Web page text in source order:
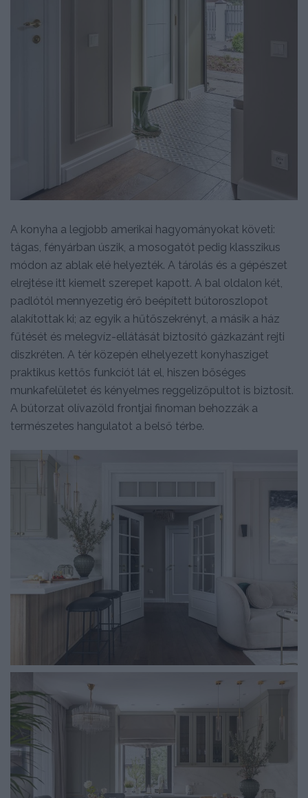
A konyha a legjobb amerikai hagyományokat követi:
tágas, fényárban úszik, a mosogatót pedig klasszikus
módon az ablak elé helyezték. A tárolás és a gépészet
elrejtése itt kiemelt szerepet kapott. A bal oldalon két,
padlótól mennyezetig érő beépített bútoroszlopot
alakítottak ki; az egyik a hűtőszekrényt, a másik a ház
fűtését és melegvíz-ellátását biztosító gázkazánt rejti
diszkréten. A tér közepén elhelyezett konyhasziget
praktikus kettős funkciót lát el, hiszen bőséges
munkafelületet és kényelmes reggelizőpultot is biztosít.
A bútorzat olívazöld frontjai finoman behozzák a
természetes hangulatot a belső térbe.